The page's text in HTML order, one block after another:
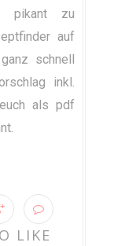
pikant zu
auf
schnell
inkl.
als pdf
LIKE